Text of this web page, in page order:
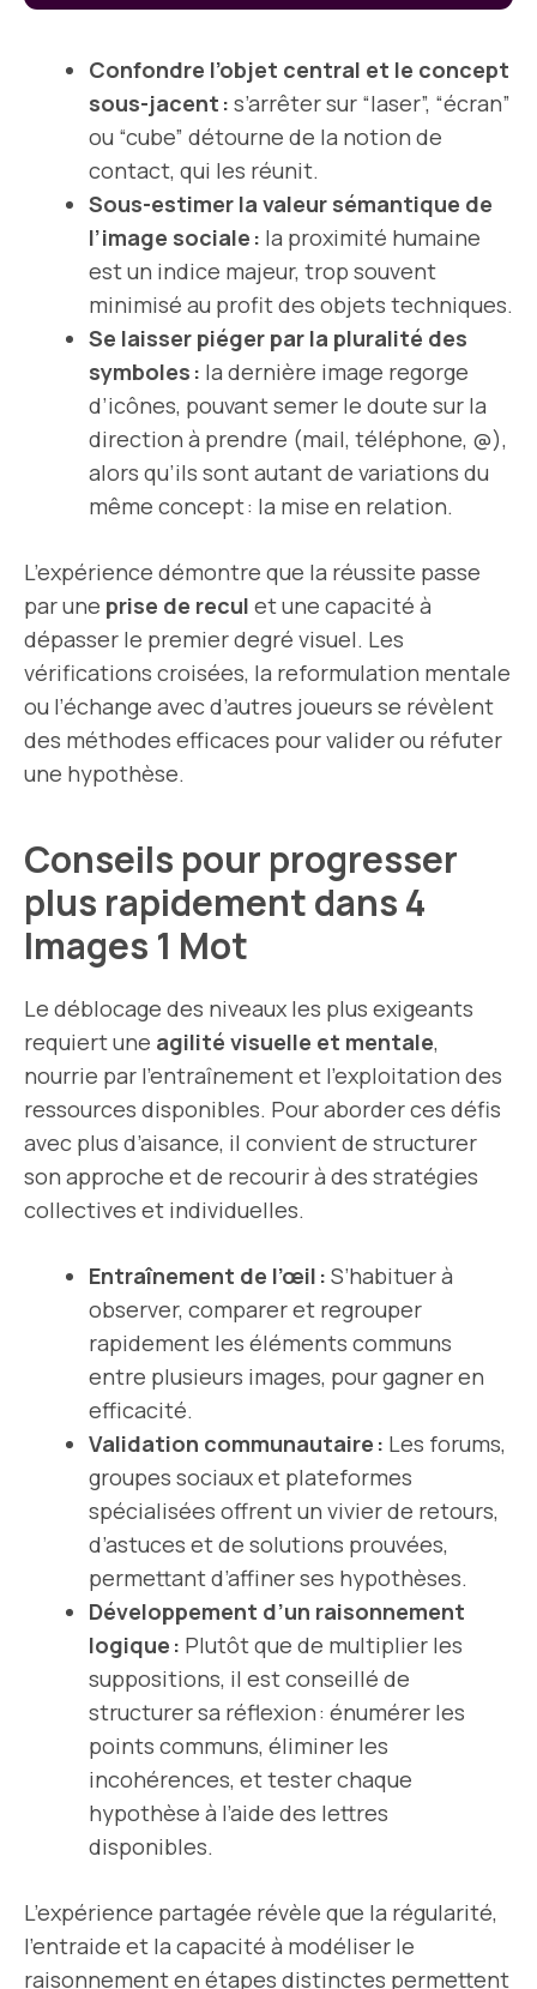
Confondre l’objet central et le concept
sous-jacent : s’arrêter sur “laser”, “écran”
ou “cube” détourne de la notion de
contact, qui les réunit.
Sous-estimer la valeur sémantique de
l’image sociale : la proximité humaine
est un indice majeur, trop souvent
minimisé au profit des objets techniques.
Se laisser piéger par la pluralité des
symboles : la dernière image regorge
d’icônes, pouvant semer le doute sur la
direction à prendre (mail, téléphone, @),
alors qu’ils sont autant de variations du
même concept : la mise en relation.
L’expérience démontre que la réussite passe
par une prise de recul et une capacité à
dépasser le premier degré visuel. Les
vérifications croisées, la reformulation mentale
ou l’échange avec d’autres joueurs se révèlent
des méthodes efficaces pour valider ou réfuter
une hypothèse.
Conseils pour progresser
plus rapidement dans 4
Images 1 Mot
Le déblocage des niveaux les plus exigeants
requiert une agilité visuelle et mentale,
nourrie par l’entraînement et l’exploitation des
ressources disponibles. Pour aborder ces défis
avec plus d’aisance, il convient de structurer
son approche et de recourir à des stratégies
collectives et individuelles.
Entraînement de l’œil : S’habituer à
observer, comparer et regrouper
rapidement les éléments communs
entre plusieurs images, pour gagner en
efficacité.
Validation communautaire : Les forums,
groupes sociaux et plateformes
spécialisées offrent un vivier de retours,
d’astuces et de solutions prouvées,
permettant d’affiner ses hypothèses.
Développement d’un raisonnement
logique : Plutôt que de multiplier les
suppositions, il est conseillé de
structurer sa réflexion : énumérer les
points communs, éliminer les
incohérences, et tester chaque
hypothèse à l’aide des lettres
disponibles.
L’expérience partagée révèle que la régularité,
l’entraide et la capacité à modéliser le
raisonnement en étapes distinctes permettent